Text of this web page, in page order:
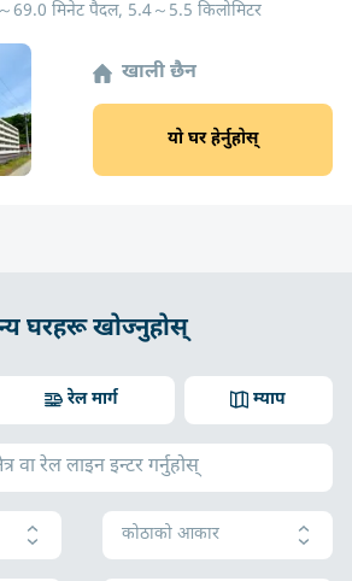
69.0 मिनेट पैदल, 5.4～5.5 किलोमिटर
खाली छैन
यो घर हेर्नुहोस्
घरहरू खोज्नुहोस्
म्याप
रेल मार्ग
कोठाको आकार